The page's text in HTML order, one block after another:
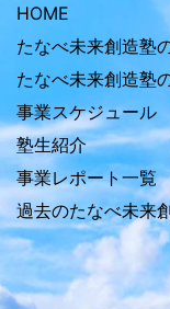
HOME
たなべ未来創造塾
たなべ未来創造塾
事業スケジュール
塾生紹介
事業レポート一覧
過去のたなべ未来